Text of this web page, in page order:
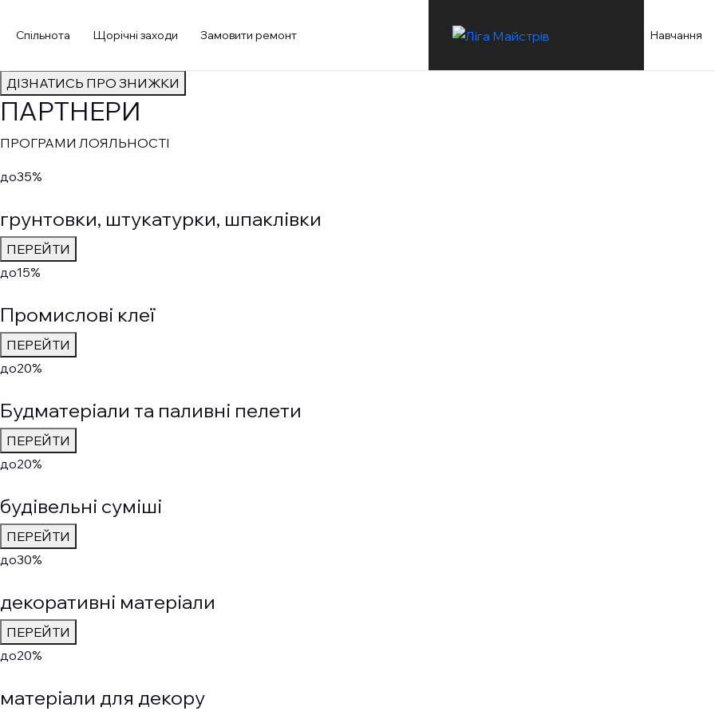
Спільнота Щорічні заходи Замовити ремонт Навчання
Кращі пропозиції від партнерів для виконання високоякісних штукатурних та малярних робіт
ДІЗНАТИСЬ ПРО ЗНИЖКИ
ПАРТНЕРИ
ПРОГРАМИ ЛОЯЛЬНОСТІ
до35%
грунтовки, штукатурки, шпаклівки
ПЕРЕЙТИ
до15%
Промислові клеї
ПЕРЕЙТИ
до20%
Будматеріали та паливні пелети
ПЕРЕЙТИ
до20%
будівельні суміші
ПЕРЕЙТИ
до30%
декоративні матеріали
ПЕРЕЙТИ
до20%
матеріали для декору